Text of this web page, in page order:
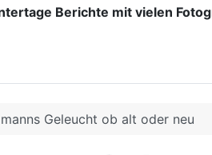
Berichte mit vielen
Geleucht ob alt oder neu